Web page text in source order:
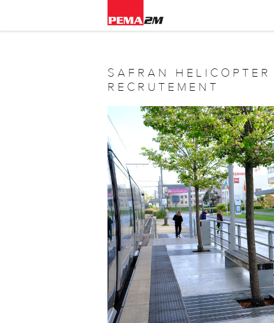
SAFRAN
RECRUTEMENT